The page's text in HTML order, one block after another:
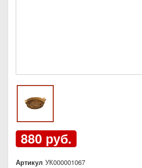
880 руб.
Артикул УК000001067